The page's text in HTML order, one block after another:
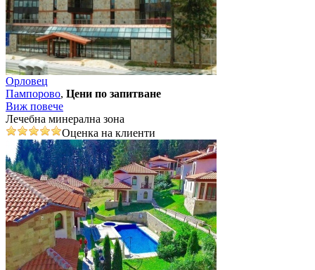
Орловец
Пампорово, Цени по запитване
Виж повече
Лечебна минерална зона
Оценка на клиенти